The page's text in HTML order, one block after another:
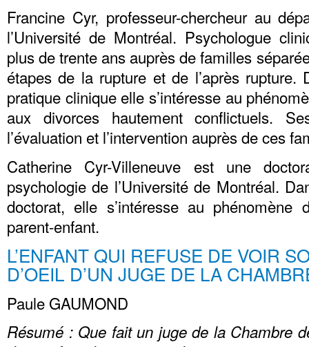
Francine Cyr, professeur-chercheur au
l’Université de Montréal. Psychologue
plus de trente ans auprès de familles
étapes de la rupture et de l’après rupture.
pratique clinique elle s’intéresse au
aux divorces hautement conflictuels.
l’évaluation et l’intervention auprès de ces
Catherine Cyr-Villeneuve est une
psychologie de l’Université de Montréal.
doctorat, elle s’intéresse au
parent-enfant.
L’ENFANT QUI REFUSE DE VOIR
D’OEIL D’UN JUGE DE LA
Paule GAUMOND
Résumé : Que fait un juge de la Chambre